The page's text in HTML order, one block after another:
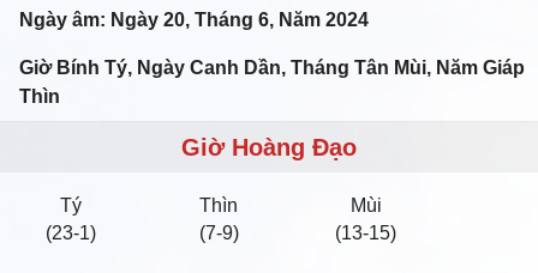
Ngày âm: Ngày 20, Tháng 6, Năm 2024
Giờ Bính Tý, Ngày Canh Dần, Tháng Tân Mùi, Năm Giáp
Thìn
Giờ Hoàng Đạo
Tý
(23-1)
Thìn
(7-9)
Mùi
(13-15)